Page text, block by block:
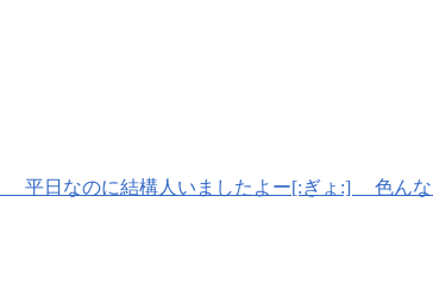
なのに結構人いましたよー[:ぎょ:] 色んな